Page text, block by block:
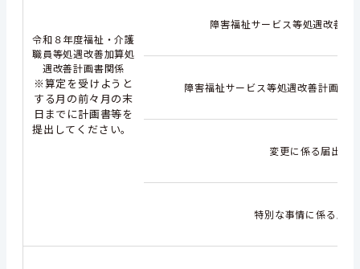
令和８年度福祉・介護
職員等処遇改善加算処
遇改善計画書関係
※算定を受けようと
する月の前々月の末
日までに計画書等を
提出してください。
障害福祉サービス等処遇改善
障害福祉サービス等処遇改善計画書
変更に係る届出書
特別な事情に係る届